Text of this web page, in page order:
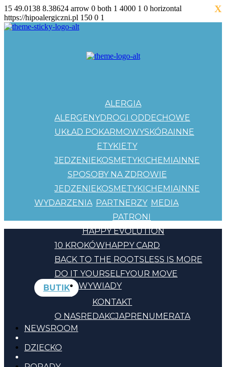
15 49.0138 8.38624 arrow 0 both 1 4000 1 0 horizontal
https://hipoalergiczni.pl 150 0 1
ALERGIA
ALERGENYDROGI ODDECHOWE
UKŁAD POKARMOWYSKÓRAINNE
ETYKIETY
JEDZENIEKOSMETYKICHEMIAINNE
SPOSOBY NA ZDROWIE
JEDZENIEKOSMETYKICHEMIAINNE
WYDARZENIA PARTNERZY
PATRONI
MEDIA
HAPPY EVOLUTION
10 KROKÓWHAPPY CARD
BACK TO THE ROOTSLESS IS MORE
DO IT YOURSELFYOUR MOVE
BUTIK
KONTAKT
O NASREDAKCJAPRENUMERATA
WYWIADY
NEWSROOM
DZIECKO
X